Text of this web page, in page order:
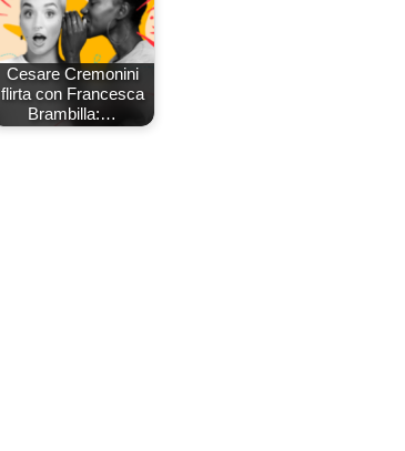
Cesare Cremonini
flirta con Francesca
Brambilla:…